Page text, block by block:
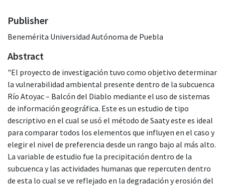
Publisher
Benemérita Universidad Autónoma de Puebla
Abstract
"El proyecto de investigación tuvo como objetivo determinar
la vulnerabilidad ambiental presente dentro de la subcuenca
Río Atoyac – Balcón del Diablo mediante el uso de sistemas
de información geográfica. Este es un estudio de tipo
descriptivo en el cual se usó el método de Saaty este es ideal
para comparar todos los elementos que influyen en el caso y
elegir el nivel de preferencia desde un rango bajo al más alto.
La variable de estudio fue la precipitación dentro de la
subcuenca y las actividades humanas que repercuten dentro
de esta lo cual se ve reflejado en la degradación y erosión del